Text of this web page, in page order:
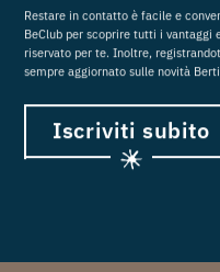
BeClub per scoprire tutti i vantaggi
riservato per te. Inoltre,
sempre aggiornato sulle novità
Iscriviti subito